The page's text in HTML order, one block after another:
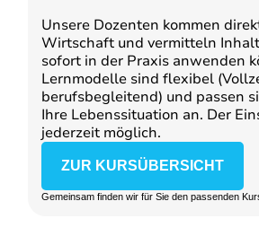
Unsere Dozenten kommen
Wirtschaft und vermitteln
sofort in der Praxis anwenden
Lernmodelle sind flexibel
berufsbegleitend) und passen
Ihre Lebenssituation an. Der
jederzeit möglich.
ZUR KURSÜBERSICHT
Gemeinsam finden wir für Sie den passenden